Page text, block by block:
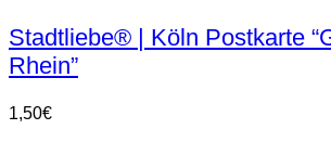
Stadtliebe® | Köln Postkarte
Rhein”
1,50€